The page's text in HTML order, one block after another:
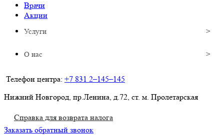
Врачи
Акции
Услуги
О нас
Телефон центра: +7 831 2–145–145
Нижний Новгород, пр.Ленина, д.72, ст. м. Пролетарская
Справка для возврата налога
Заказать обратный звонок